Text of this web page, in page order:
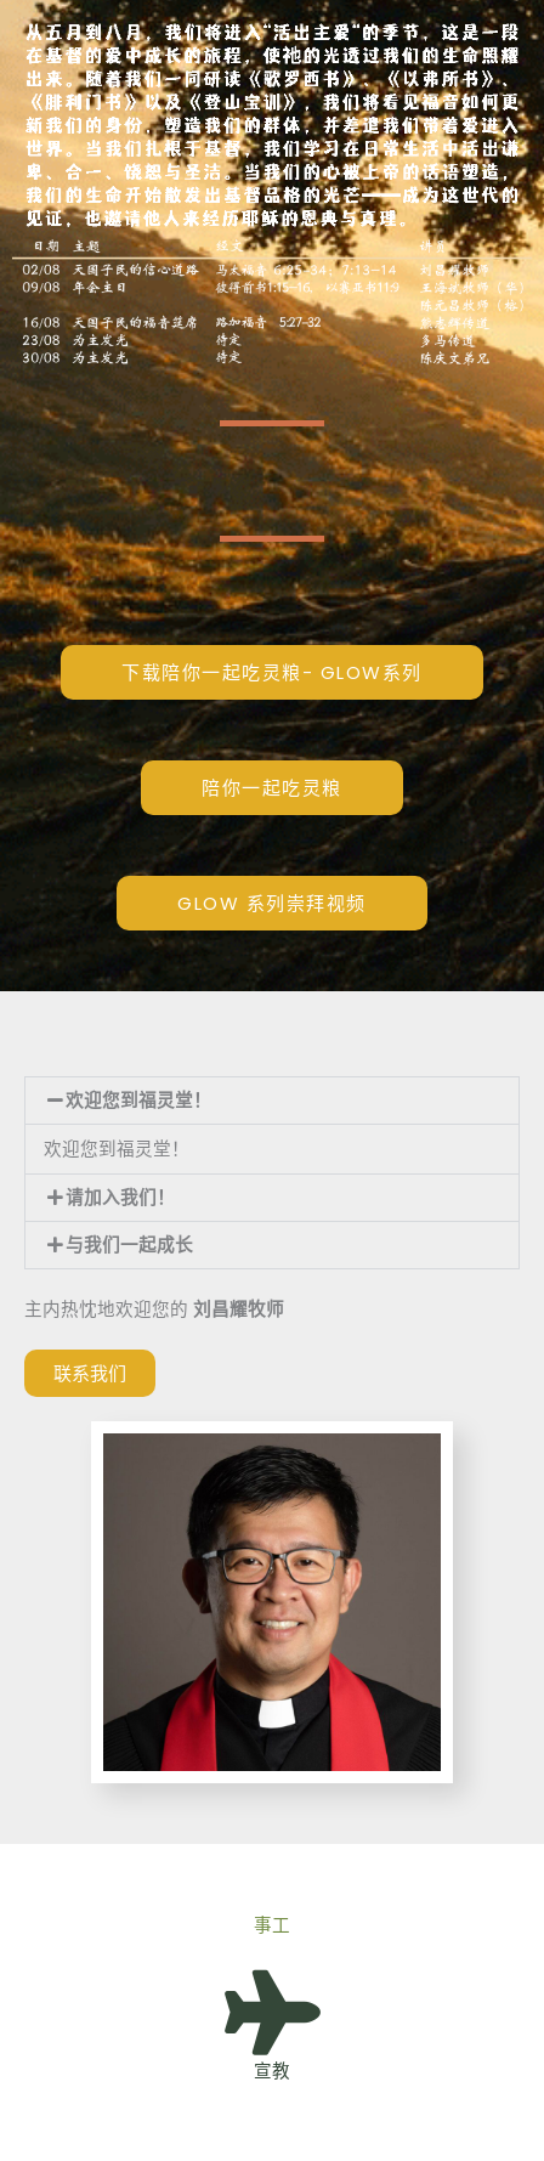
下载陪你一起吃灵粮- GLOW系列
陪你一起吃灵粮
GLOW 系列崇拜视频
欢迎您到福灵堂！
欢迎您到福灵堂！
请加入我们！
与我们一起成长
主内热忱地欢迎您的 刘昌耀牧师
联系我们
事工
宣教